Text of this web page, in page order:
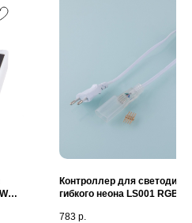
Контроллер для
гибкого неона LS001 RGB
783 р.